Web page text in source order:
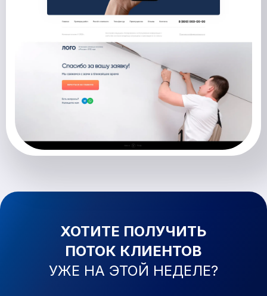
ХОТИТЕ ПОЛУЧИТЬ
ПОТОК КЛИЕНТОВ
УЖЕ НА ЭТОЙ НЕДЕЛЕ?